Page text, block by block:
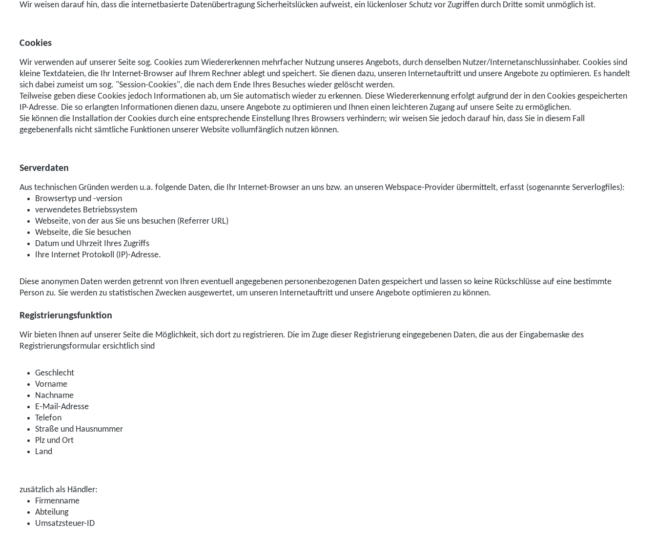
Wir weisen darauf hin, dass die internetbasierte Datenübertragung Sicherheitslücken aufweist, ein lückenloser Schutz vor Zugriffen durch Dritte somit unmöglich ist.
Cookies
Wir verwenden auf unserer Seite sog. Cookies zum Wiedererkennen mehrfacher Nutzung unseres Angebots, durch denselben Nutzer/Internetanschlussinhaber. Cookies sind
kleine Textdateien, die Ihr Internet-Browser auf Ihrem Rechner ablegt und speichert. Sie dienen dazu, unseren Internetauftritt und unsere Angebote zu optimieren. Es handelt
sich dabei zumeist um sog. "Session-Cookies", die nach dem Ende Ihres Besuches wieder gelöscht werden.
Teilweise geben diese Cookies jedoch Informationen ab, um Sie automatisch wieder zu erkennen. Diese Wiedererkennung erfolgt aufgrund der in den Cookies gespeicherten
IP-Adresse. Die so erlangten Informationen dienen dazu, unsere Angebote zu optimieren und Ihnen einen leichteren Zugang auf unsere Seite zu ermöglichen.
Sie können die Installation der Cookies durch eine entsprechende Einstellung Ihres Browsers verhindern; wir weisen Sie jedoch darauf hin, dass Sie in diesem Fall
gegebenenfalls nicht sämtliche Funktionen unserer Website vollumfänglich nutzen können.
Serverdaten
Aus technischen Gründen werden u.a. folgende Daten, die Ihr Internet-Browser an uns bzw. an unseren Webspace-Provider übermittelt, erfasst (sogenannte Serverlogfiles):
Browsertyp und -version
verwendetes Betriebssystem
Webseite, von der aus Sie uns besuchen (Referrer URL)
Webseite, die Sie besuchen
Datum und Uhrzeit Ihres Zugriffs
Ihre Internet Protokoll (IP)-Adresse.
Diese anonymen Daten werden getrennt von Ihren eventuell angegebenen personenbezogenen Daten gespeichert und lassen so keine Rückschlüsse auf eine bestimmte
Person zu. Sie werden zu statistischen Zwecken ausgewertet, um unseren Internetauftritt und unsere Angebote optimieren zu können.
Registrierungsfunktion
Wir bieten Ihnen auf unserer Seite die Möglichkeit, sich dort zu registrieren. Die im Zuge dieser Registrierung eingegebenen Daten, die aus der Eingabemaske des
Registrierungsformular ersichtlich sind
Geschlecht
Vorname
Nachname
E-Mail-Adresse
Telefon
Straße und Hausnummer
Plz und Ort
Land
zusätzlich als Händler:
Firmenname
Abteilung
Umsatzsteuer-ID